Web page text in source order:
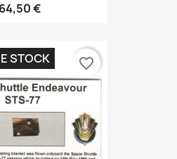
64,50 €
STOCK favorite_border